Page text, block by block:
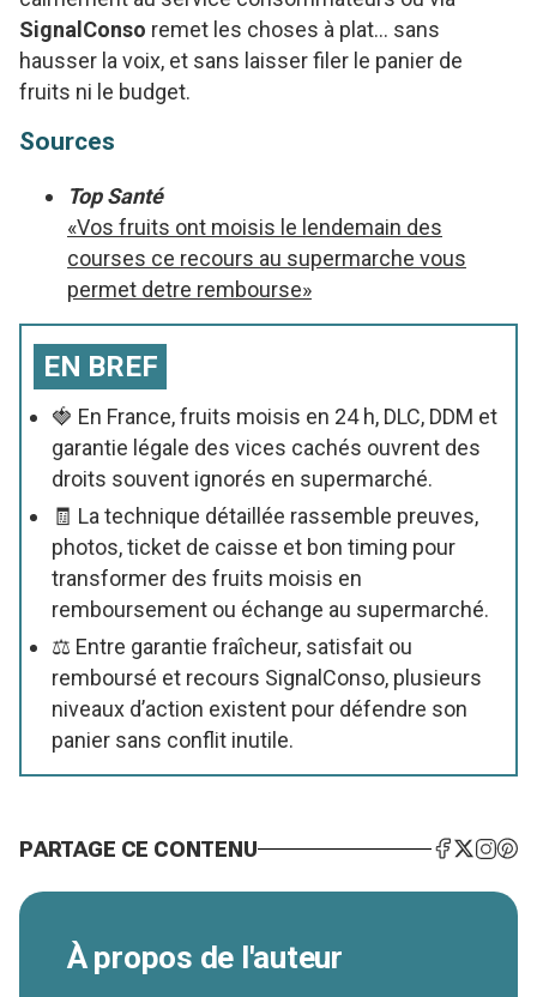
SignalConso remet les choses à plat… sans
hausser la voix, et sans laisser filer le panier de
fruits ni le budget.
Sources
Top Santé
«Vos fruits ont moisis le lendemain des
courses ce recours au supermarche vous
permet detre rembourse»
EN BREF
🍓 En France, fruits moisis en 24 h, DLC, DDM et
garantie légale des vices cachés ouvrent des
droits souvent ignorés en supermarché.
🧾 La technique détaillée rassemble preuves,
photos, ticket de caisse et bon timing pour
transformer des fruits moisis en
remboursement ou échange au supermarché.
⚖️ Entre garantie fraîcheur, satisfait ou
remboursé et recours SignalConso, plusieurs
niveaux d’action existent pour défendre son
panier sans conflit inutile.
PARTAGE CE CONTENU
À propos de l'auteur